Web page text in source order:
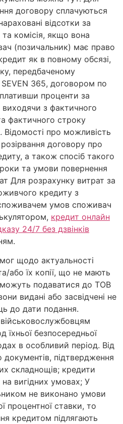
договору сплачуються
відсотки за
комісія, якщо вона
(позичальник) має право
як в повному обсязі,
передбаченому
365, договором по
проценти за
з фактичного
фактичного строку
про можливість
договору про
а також спосіб такого
та умови повернення
Для розрахунку витрат за
кредиту з
умов споживач
кредит онлайн
24/7 без дзвінків
щодо актуальності
або їх копії, що не мають
можуть подаватися до ТОВ
видані або засвідчені не
до дати подання.
військовослужбовцям
їхньої безпосередньої
в особливий період. Від
підтвердження
складнощів; кредити
вигідних умовах; У
не виконано умови
процентної ставки, то
кредитом підлягають